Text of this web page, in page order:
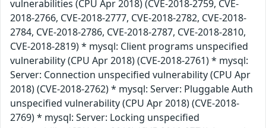
vulnerabilities (CPU Apr 2018) (CVE-2018-2759, CVE-
2018-2766, CVE-2018-2777, CVE-2018-2782, CVE-2018-
2784, CVE-2018-2786, CVE-2018-2787, CVE-2018-2810,
CVE-2018-2819) * mysql: Client programs unspecified
vulnerability (CPU Apr 2018) (CVE-2018-2761) * mysql:
Server: Connection unspecified vulnerability (CPU Apr
2018) (CVE-2018-2762) * mysql: Server: Pluggable Auth
unspecified vulnerability (CPU Apr 2018) (CVE-2018-
2769) * mysql: Server: Locking unspecified